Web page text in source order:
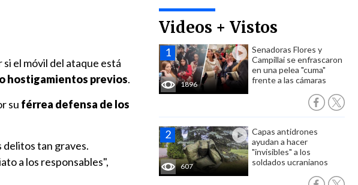
Videos + Vistos
1896
Senadoras Flores y
Campillai se enfrascaron
en una pelea "cuma"
frente a las cámaras
607
Capas antidrones
ayudan a hacer
"invisibles" a los
soldados ucranianos
el móvil del ataque está
hostigamientos previos.
su férrea defensa de los
tan graves.
a los responsables",